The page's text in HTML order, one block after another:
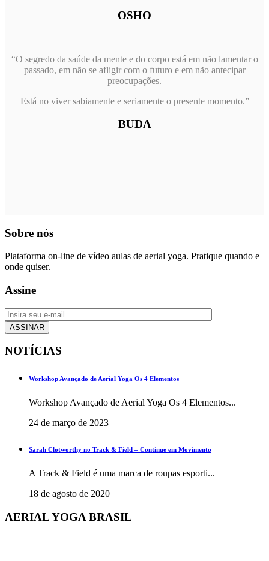
OSHO
“O segredo da saúde da mente e do corpo está em não lamentar o
passado, em não se afligir com o futuro e em não antecipar
preocupações.
Está no viver sabiamente e seriamente o presente momento.”
BUDA
Sobre nós
Plataforma on-line de vídeo aulas de aerial yoga. Pratique quando e
onde quiser.
Assine
NOTÍCIAS
Workshop Avançado de Aerial Yoga Os 4 Elementos
Workshop Avançado de Aerial Yoga Os 4 Elementos...
24 de março de 2023
Sarah Clotworthy no Track & Field – Continue em Movimento
A Track & Field é uma marca de roupas esporti...
18 de agosto de 2020
AERIAL YOGA BRASIL